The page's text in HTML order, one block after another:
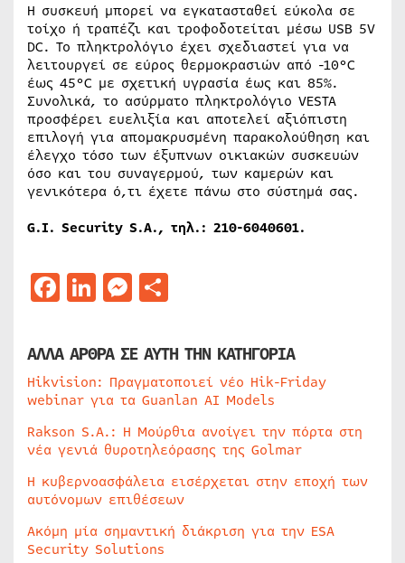
Η συσκευή μπορεί να εγκατασταθεί εύκολα σε
τοίχο ή τραπέζι και τροφοδοτείται μέσω USB 5V
DC. Το πληκτρολόγιο έχει σχεδιαστεί για να
λειτουργεί σε εύρος θερμοκρασιών από -10°C
έως 45°C με σχετική υγρασία έως και 85%.
Συνολικά, το ασύρματο πληκτρολόγιο VESTA
προσφέρει ευελιξία και αποτελεί αξιόπιστη
επιλογή για απομακρυσμένη παρακολούθηση και
έλεγχο τόσο των έξυπνων οικιακών συσκευών
όσο και του συναγερμού, των καμερών και
γενικότερα ό,τι έχετε πάνω στο σύστημά σας.
G.I. Security S.A., τηλ.: 210-6040601.
Facebook
LinkedIn
Messenger
ΑΛΛΑ ΑΡΘΡΑ ΣΕ ΑΥΤΗ ΤΗΝ ΚΑΤΗΓΟΡΙΑ
Hikvision: Πραγματοποιεί νέο Hik-Friday
webinar για τα Guanlan AI Models
Rakson S.A.: Η Μούρθια ανοίγει την πόρτα στη
νέα γενιά θυροτηλεόρασης της Golmar
Η κυβερνοασφάλεια εισέρχεται στην εποχή των
αυτόνομων επιθέσεων
Ακόμη μία σημαντική διάκριση για την ESA
Security Solutions